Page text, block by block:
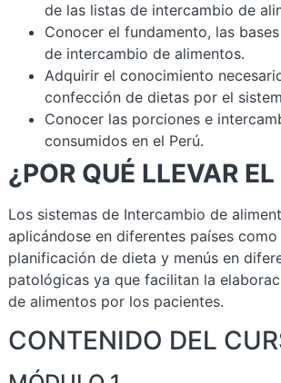
de las listas de intercambio de
Conocer el fundamento, las
de intercambio de alimentos.
Adquirir el conocimiento
confección de dietas por el
Conocer las porciones e
consumidos en el Perú.
¿POR QUÉ LLEVAR
Los sistemas de Intercambio de
aplicándose en diferentes países
planificación de dieta y menús en
patológicas ya que facilitan la
de alimentos por los pacientes.
CONTENIDO DEL